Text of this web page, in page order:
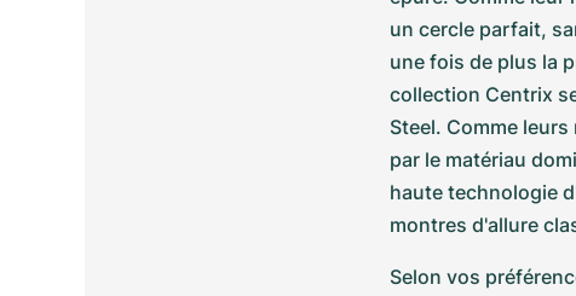
un cercle parfait,
une fois de plus la
collection Centrix
Steel. Comme
par le matériau
haute technologie
montres d'allure
Selon vos